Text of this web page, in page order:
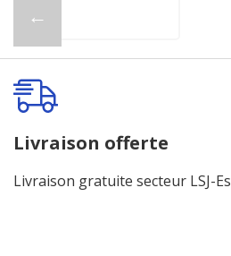
←
Livraison offerte
Livraison gratuite secteur LSJ-